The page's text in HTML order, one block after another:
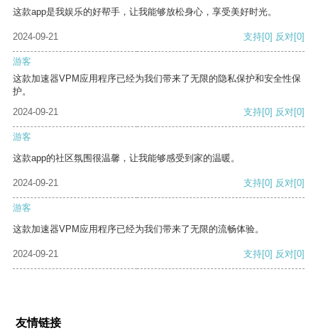
这款app是我娱乐的好帮手，让我能够放松身心，享受美好时光。
2024-09-21 支持[0] 反对[0]
游客
这款加速器VPM应用程序已经为我们带来了无限的隐私保护和安全性保
护。
2024-09-21
支持[0] 反对[0]
游客
这款app的社区氛围很温馨，让我能够感受到家的温暖。
2024-09-21 支持[0] 反对[0]
游客
这款加速器VPM应用程序已经为我们带来了无限的流畅体验。
2024-09-21 支持[0] 反对[0]
友情链接